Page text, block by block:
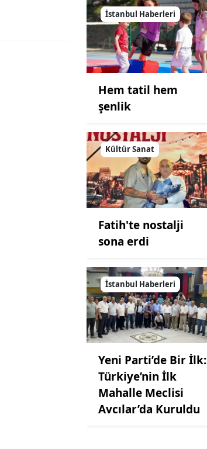
İstanbul Haberleri
Hem tatil hem
şenlik
Kültür Sanat
Fatih'te nostalji
sona erdi
İstanbul Haberleri
Yeni Parti’de Bir İlk:
Türkiye’nin İlk
Mahalle Meclisi
Avcılar’da Kuruldu